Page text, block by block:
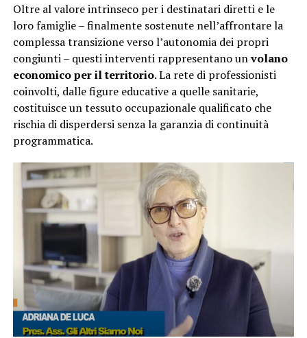
Oltre al valore intrinseco per i destinatari diretti e le
loro famiglie – finalmente sostenute nell’affrontare la
complessa transizione verso l’autonomia dei propri
congiunti – questi interventi rappresentano unvolano
economico per il territorio. La rete di professionisti
coinvolti, dalle figure educative a quelle sanitarie,
costituisce un tessuto occupazionale qualificato che
rischia di disperdersi senza la garanzia di continuità
programmatica.